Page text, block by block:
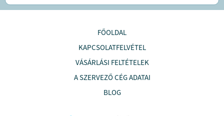
FŐOLDAL
KAPCSOLATFELVÉTEL
VÁSÁRLÁSI FELTÉTELEK
A SZERVEZŐ CÉG ADATAI
BLOG